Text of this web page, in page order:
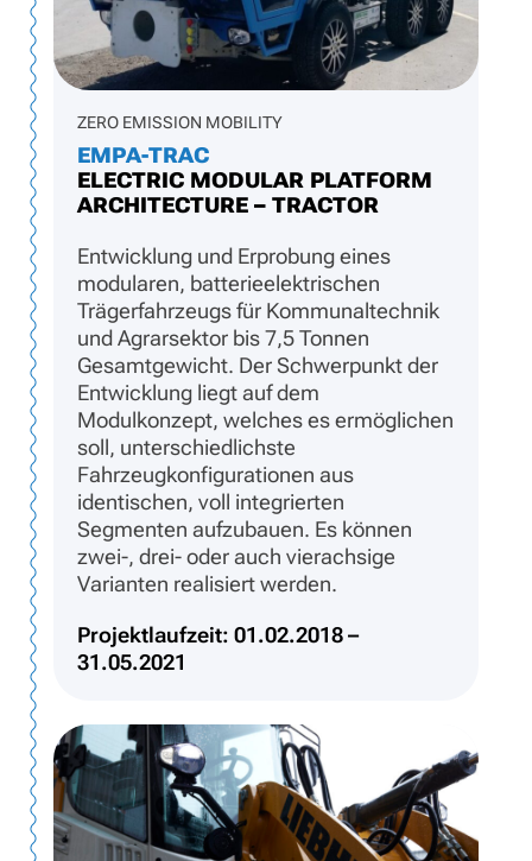
ZERO EMISSION MOBILITY
EMPA-TRAC
ELECTRIC MODULAR PLATFORM
ARCHITECTURE – TRACTOR
Entwicklung und Erprobung eines
modularen, batterieelektrischen
Trägerfahrzeugs für Kommunaltechnik
und Agrarsektor bis 7,5 Tonnen
Gesamtgewicht. Der Schwerpunkt der
Entwicklung liegt auf dem
Modulkonzept, welches es ermöglichen
soll, unterschiedlichste
Fahrzeugkonfigurationen aus
identischen, voll integrierten
Segmenten aufzubauen. Es können
zwei-, drei- oder auch vierachsige
Varianten realisiert werden.
Projektlaufzeit: 01.02.2018 –
31.05.2021